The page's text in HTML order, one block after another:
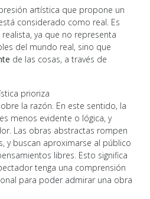
artística que propone un
considerado como real. Es
ya que no representa
del mundo real, sino que
de las cosas, a través de
prioriza
la razón. En este sentido, la
menos evidente o lógica, y
Las obras abstractas rompen
y buscan aproximarse al público
libres. Esto significa
tenga una comprensión
para poder admirar una obra